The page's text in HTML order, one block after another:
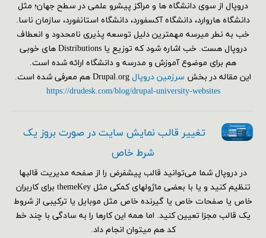
دروپال از سوی دانشگاه ها و مراکز پیشرو علمی در سطح جهان؛ مثل
دانشگاه هاروارد، دانشگاه آکسفورد، دانشگاه استانفورد، سازمان ناسا.
خب به نطر میرسه مهمترین دلیل توسعه پذیری نامحدود و انعطاف
دروپال هست. خب اشاره شود که توزیع یا Distributions های خوبی
هم برای موضوع آموزش و مدرسه و دانشگاه ارائه شده است.
این مقاله در بخش سرزمین دروپالDrupal.org هم معرفی شده است.
https://drudesk.com/blog/drupal-university-websites
تغییر قالب نمایش سایت در صورت بروز یک
شرط خاص
در دروپال شما می‌توانید قالب پیشفرض را از صفحه مدیریت قالبها
تنظیم کنید و یا با بعضی ماژولهای کمکی مثل themeKey برای کاربران
خاص یا صفحات خاص یا گیرنده خاص مثل موبایل یا ترکیبی از شروط
یک قالب مجزا تعیین کنید. اما همه این کارها را به سادگی با چند خط
کد هم می‎توان انجام داد.